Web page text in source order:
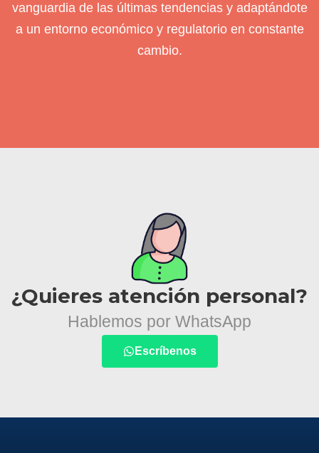
vanguardia de las últimas tendencias y adaptándote
a un entorno económico y regulatorio en constante
cambio.
¿Quieres atención personal?
Hablemos por WhatsApp
Escríbenos